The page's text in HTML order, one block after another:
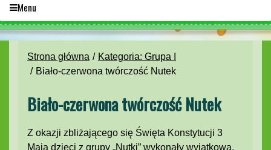
Menu
Strona główna
Kategoria: Grupa I
Biało-czerwona twórczość Nutek
Biało-czerwona twórczość Nutek
Z okazji zbliżającego się Święta Konstytucji 3
Maja dzieci z grupy „Nutki” wykonały wyjątkową,